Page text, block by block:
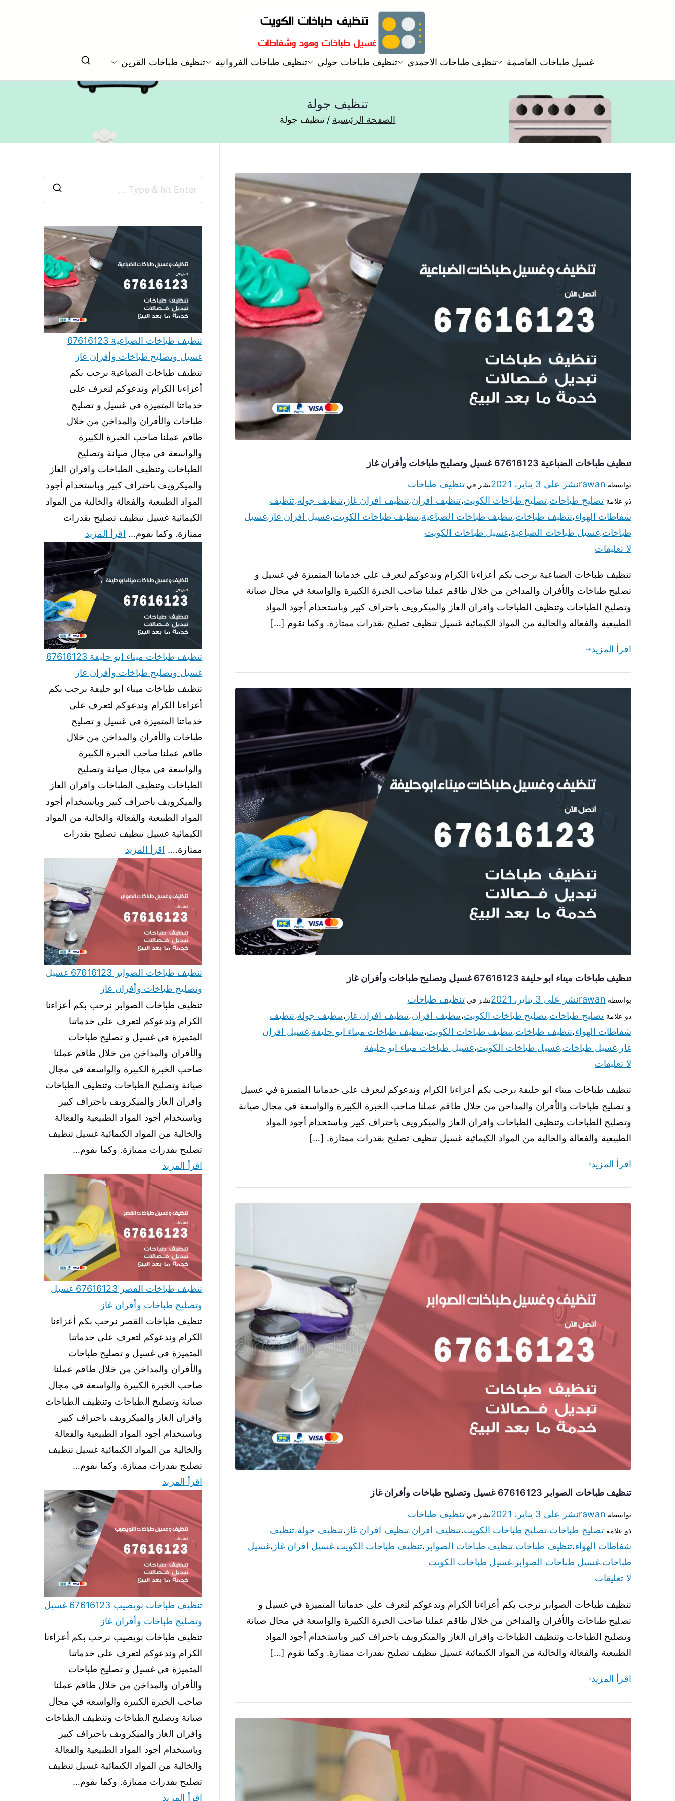
تنظيف وغسيل طباخات
تنظيف و غسيل طباخات هود مطابخ و جولة غسيل طباخات العاصمة تنظيف طباخات الاحمدي تنظيف طباخات حولي تنظيف طباخات الفروانية تنظيف طباخات القرين
تنظيف جولة
الصفحة الرئيسية تنظيف جولة
تنظيف طباخات الضباعية 67616123 غسيل وتصليح طباخات وأفران غاز
بواسطة rawanنشر على 3 يناير، 2021 نشر فيتنظيف طباخات
ذو علامة تصليح طباخات،تصليح طباخات الكويت،تنظيف افران،تنظيف افران غاز ،تنظيف جولة،تنظيف
شفاطات الهواء،تنظيف طباخات،تنظيف طباخات الضباعية،تنظيف طباخات الكويت،غسيل افران غاز ،غسيل
طباخات،غسيل طباخات الضباعية،غسيل طباخات الكويت
لا تعليقات
تنظيف طباخات الضباعية نرحب بكم أعزاءنا الكرام وندعوكم لتعرف على خدماتنا المتميزة في غسيل و
تصليح طباخات والأفران والمداخن من خلال طاقم عملنا صاحب الخبرة الكبيرة والواسعة في مجال صيانة
وتصليح الطباخات وتنظيف الطباخات وافران الغاز والميكرويف باحتراف كبير وباستخدام أجود المواد
الطبيعية والفعالة والخالية من المواد الكيمائية غسيل تنظيف تصليح بقدرات ممتازة. وكما نقوم […]
اقرأ المزيد
تنظيف طباخات ميناء ابو حليفة 67616123 غسيل وتصليح طباخات وأفران غاز
بواسطة rawanنشر على 3 يناير، 2021 نشر فيتنظيف طباخات
ذو علامة تصليح طباخات،تصليح طباخات الكويت،تنظيف افران،تنظيف افران غاز ،تنظيف جولة،تنظيف
شفاطات الهواء،تنظيف طباخات،تنظيف طباخات الكويت،تنظيف طباخات ميناء ابو حليفة،غسيل افران
غاز ،غسيل طباخات،غسيل طباخات الكويت،غسيل طباخات ميناء ابو حليفة
لا تعليقات
تنظيف طباخات ميناء ابو حليفة نرحب بكم أعزاءنا الكرام وندعوكم لتعرف على خدماتنا المتميزة في غسيل
و تصليح طباخات والأفران والمداخن من خلال طاقم عملنا صاحب الخبرة الكبيرة والواسعة في مجال صيانة
وتصليح الطباخات وتنظيف الطباخات وافران الغاز والميكرويف باحتراف كبير وباستخدام أجود المواد
الطبيعية والفعالة والخالية من المواد الكيمائية غسيل تنظيف تصليح بقدرات ممتازة. […]
اقرأ المزيد
تنظيف طباخات الصوابر 67616123 غسيل وتصليح طباخات وأفران غاز
بواسطة rawanنشر على 3 يناير، 2021 نشر فيتنظيف طباخات
ذو علامة تصليح طباخات،تصليح طباخات الكويت،تنظيف افران،تنظيف افران غاز ،تنظيف جولة،تنظيف
شفاطات الهواء،تنظيف طباخات،تنظيف طباخات الصوابر ،تنظيف طباخات الكويت،غسيل افران غاز ،غسيل
طباخات،غسيل طباخات الصوابر ،غسيل طباخات الكويت
لا تعليقات
تنظيف طباخات الصوابر نرحب بكم أعزاءنا الكرام وندعوكم لتعرف على خدماتنا المتميزة في غسيل و
تصليح طباخات والأفران والمداخن من خلال طاقم عملنا صاحب الخبرة الكبيرة والواسعة في مجال صيانة
وتصليح الطباخات وتنظيف الطباخات وافران الغاز والميكرويف باحتراف كبير وباستخدام أجود المواد
الطبيعية والفعالة والخالية من المواد الكيمائية غسيل تنظيف تصليح بقدرات ممتازة. وكما نقوم […]
اقرأ المزيد
تنظيف طباخات الضباعية 67616123
غسيل وتصليح طباخات وأفران غاز
تنظيف طباخات الضباعية نرحب بكم
أعزاءنا الكرام وندعوكم لتعرف على
خدماتنا المتميزة في غسيل و تصليح
طباخات والأفران والمداخن من خلال
طاقم عملنا صاحب الخبرة الكبيرة
والواسعة في مجال صيانة وتصليح
الطباخات وتنظيف الطباخات وافران الغاز
والميكرويف باحتراف كبير وباستخدام أجود
المواد الطبيعية والفعالة والخالية من المواد
الكيمائية غسيل تنظيف تصليح بقدرات
ممتازة. وكما نقوم… اقرأ المزيد
تنظيف طباخات ميناء ابو حليفة 67616123
غسيل وتصليح طباخات وأفران غاز
تنظيف طباخات ميناء ابو حليفة نرحب بكم
أعزاءنا الكرام وندعوكم لتعرف على
خدماتنا المتميزة في غسيل و تصليح
طباخات والأفران والمداخن من خلال
طاقم عملنا صاحب الخبرة الكبيرة
والواسعة في مجال صيانة وتصليح
الطباخات وتنظيف الطباخات وافران الغاز
والميكرويف باحتراف كبير وباستخدام أجود
المواد الطبيعية والفعالة والخالية من المواد
الكيمائية غسيل تنظيف تصليح بقدرات
ممتازة.… اقرأ المزيد
تنظيف طباخات الصوابر 67616123 غسيل
وتصليح طباخات وأفران غاز
تنظيف طباخات الصوابر نرحب بكم أعزاءنا
الكرام وندعوكم لتعرف على خدماتنا
المتميزة في غسيل و تصليح طباخات
والأفران والمداخن من خلال طاقم عملنا
صاحب الخبرة الكبيرة والواسعة في مجال
صيانة وتصليح الطباخات وتنظيف الطباخات
وافران الغاز والميكرويف باحتراف كبير
وباستخدام أجود المواد الطبيعية والفعالة
والخالية من المواد الكيمائية غسيل تنظيف
تصليح بقدرات ممتازة. وكما نقوم…
اقرأ المزيد
تنظيف طباخات القصر 67616123 غسيل
وتصليح طباخات وأفران غاز
تنظيف طباخات القصر نرحب بكم أعزاءنا
الكرام وندعوكم لتعرف على خدماتنا
المتميزة في غسيل و تصليح طباخات
والأفران والمداخن من خلال طاقم عملنا
صاحب الخبرة الكبيرة والواسعة في مجال
صيانة وتصليح الطباخات وتنظيف الطباخات
وافران الغاز والميكرويف باحتراف كبير
وباستخدام أجود المواد الطبيعية والفعالة
والخالية من المواد الكيمائية غسيل تنظيف
تصليح بقدرات ممتازة. وكما نقوم…
اقرأ المزيد
تنظيف طباخات نويصيب 67616123 غسيل
وتصليح طباخات وأفران غاز
تنظيف طباخات نويصيب نرحب بكم أعزاءنا
الكرام وندعوكم لتعرف على خدماتنا
المتميزة في غسيل و تصليح طباخات
والأفران والمداخن من خلال طاقم عملنا
صاحب الخبرة الكبيرة والواسعة في مجال
صيانة وتصليح الطباخات وتنظيف الطباخات
وافران الغاز والميكرويف باحتراف كبير
وباستخدام أجود المواد الطبيعية والفعالة
والخالية من المواد الكيمائية غسيل تنظيف
تصليح بقدرات ممتازة. وكما نقوم…
اقرأ المزيد